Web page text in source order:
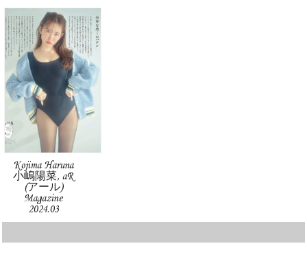
Kojima Haruna
小嶋陽菜, aR
(アール)
Magazine
2024.03